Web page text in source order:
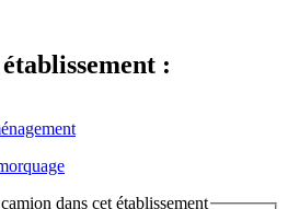
:
dans cet établissement